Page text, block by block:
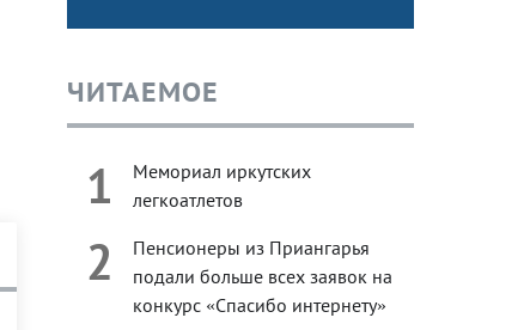
ЧИТАЕМОЕ
1
Мемориал иркутских
легкоатлетов
2
Пенсионеры из Приангарья
подали больше всех заявок на
конкурс «Спасибо интернету»